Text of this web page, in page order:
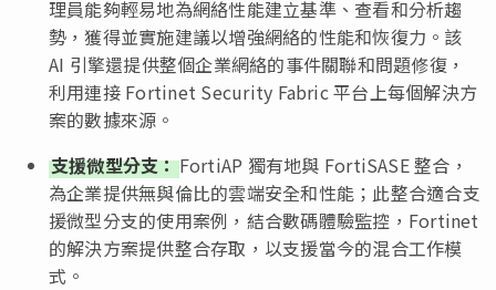
理員能夠輕易地為網絡性能建立基準、查看和分析趨
勢，獲得並實施建議以增強網絡的性能和恢復力。該
AI 引擎還提供整個企業網絡的事件關聯和問題修復，
利用連接 Fortinet Security Fabric 平台上每個解決方
案的數據來源。
支援微型分支：FortiAP 獨有地與 FortiSASE 整合，
為企業提供無與倫比的雲端安全和性能；此整合適合支
援微型分支的使用案例，結合數碼體驗監控，Fortinet
的解決方案提供整合存取，以支援當今的混合工作模
式。